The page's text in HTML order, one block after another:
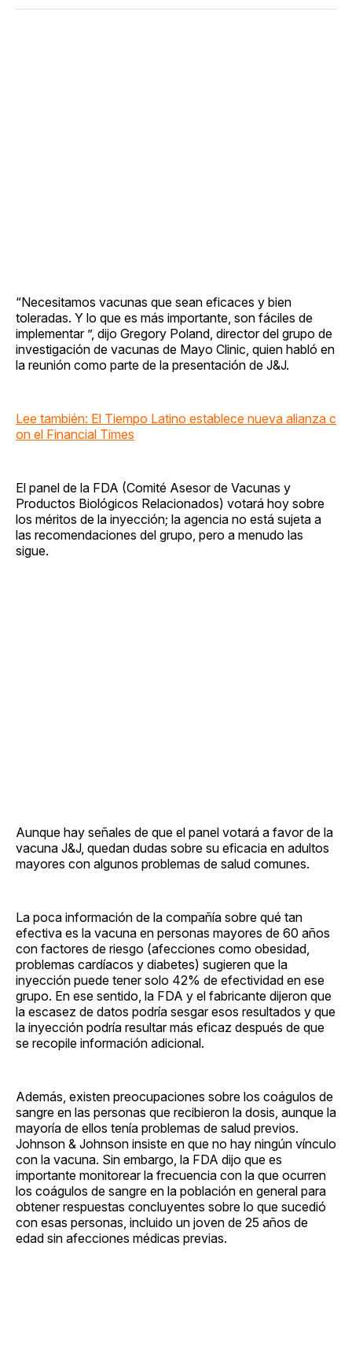
“Necesitamos vacunas que sean eficaces y bien
toleradas. Y lo que es más importante, son fáciles de
implementar ”, dijo Gregory Poland, director del grupo de
investigación de vacunas de Mayo Clinic, quien habló en
la reunión como parte de la presentación de J&J.
Lee también: El Tiempo Latino establece nueva alianza c
on el Financial Times
El panel de la FDA (Comité Asesor de Vacunas y
Productos Biológicos Relacionados) votará hoy sobre
los méritos de la inyección; la agencia no está sujeta a
las recomendaciones del grupo, pero a menudo las
sigue.
Aunque hay señales de que el panel votará a favor de la
vacuna J&J, quedan dudas sobre su eficacia en adultos
mayores con algunos problemas de salud comunes.
La poca información de la compañía sobre qué tan
efectiva es la vacuna en personas mayores de 60 años
con factores de riesgo (afecciones como obesidad,
problemas cardíacos y diabetes) sugieren que la
inyección puede tener solo 42% de efectividad en ese
grupo. En ese sentido, la FDA y el fabricante dijeron que
la escasez de datos podría sesgar esos resultados y que
la inyección podría resultar más eficaz después de que
se recopile información adicional.
Además, existen preocupaciones sobre los coágulos de
sangre en las personas que recibieron la dosis, aunque la
mayoría de ellos tenía problemas de salud previos.
Johnson & Johnson insiste en que no hay ningún vínculo
con la vacuna. Sin embargo, la FDA dijo que es
importante monitorear la frecuencia con la que ocurren
los coágulos de sangre en la población en general para
obtener respuestas concluyentes sobre lo que sucedió
con esas personas, incluido un joven de 25 años de
edad sin afecciones médicas previas.